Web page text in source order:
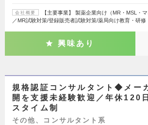
会社概要
【主要事業】 製薬企業向け（MR・MSL・
／MR試験対策/登録販売者試験対策/薬局向け教育・研修
興味あり
規格認証コンサルタント◆メー
開を支援未経験歓迎／年休120
スタイム制
その他、コンサルタント系